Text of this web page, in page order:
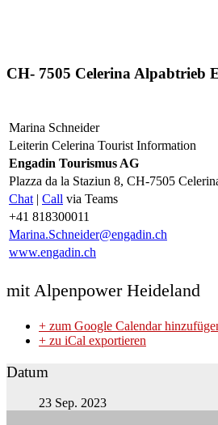
CH- 7505 Celerina Alpabtrieb
Marina Schneider
Leiterin Celerina Tourist Information
Engadin Tourismus AG
Plazza da la Staziun 8, CH-7505
Chat | Call via Teams
+41 818300011
Marina.Schneider@engadin.ch
www.engadin.ch
mit Alpenpower Heideland
+ zum Google Calendar
+ zu iCal exportieren
Datum
23 Sep. 2023